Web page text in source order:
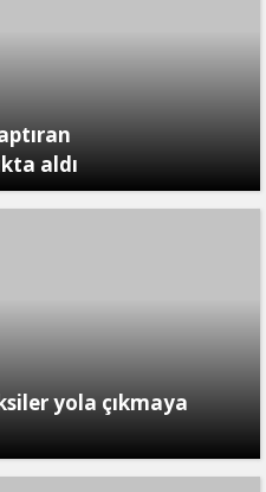
aldı
yola çıkmaya